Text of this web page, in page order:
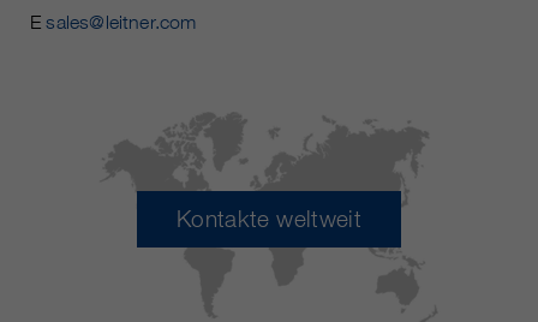
Esales@leitner.com
Kontakte weltweit